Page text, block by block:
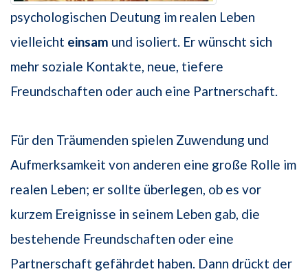
psychologischen Deutung im realen Leben
vielleicht einsam und isoliert. Er wünscht sich
mehr soziale Kontakte, neue, tiefere
Freundschaften oder auch eine Partnerschaft.
Für den Träumenden spielen Zuwendung und
Aufmerksamkeit von anderen eine große Rolle im
realen Leben; er sollte überlegen, ob es vor
kurzem Ereignisse in seinem Leben gab, die
bestehende Freundschaften oder eine
Partnerschaft gefährdet haben. Dann drückt der